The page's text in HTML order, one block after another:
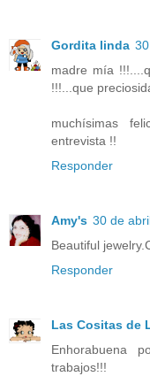
Gordita linda
madre mía
!!!...que
muchísimas
entrevista !!
Responder
Amy's 30 de
Beautiful
Responder
Las Cositas de
Enhorabuena
trabajos!!!